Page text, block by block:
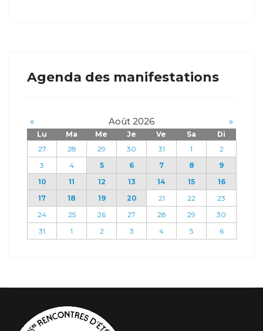
Agenda des manifestations
« Août 2026 »
Lu Ma Me Je Ve Sa
Di
27
28 29 30 31 1
2
3
4 5 6 7 8
9
10
11 12 13 14 15
16
17
18 19 20 21 22
23
24
25 26 27 28 29
30
31
1 2 3 4 5 6